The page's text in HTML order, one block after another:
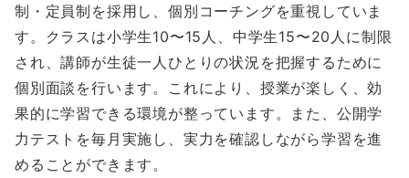
制・定員制を採用し、個別コーチングを重視していま
す。クラスは小学生10〜15人、中学生15〜20人に制限
され、講師が生徒一人ひとりの状況を把握するために
個別面談を行います。これにより、授業が楽しく、効
果的に学習できる環境が整っています。また、公開学
力テストを毎月実施し、実力を確認しながら学習を進
めることができます。